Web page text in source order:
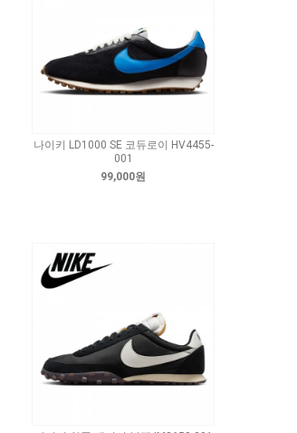
나이키 LD1000 SE 코듀로이 HV4455-
001
99,000원